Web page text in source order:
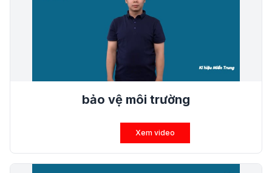
bảo vệ môi trường
Xem video